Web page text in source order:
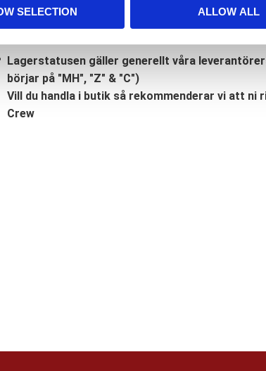
SELECTION ALLOW ALL
Lagerstatusen gäller generellt våra
börjar på "MH", "Z" & "C")
Vill du handla i butik så rekommenderar vi att ni
Crew